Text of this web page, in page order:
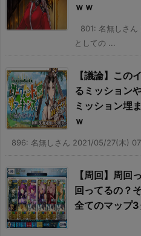
ｗｗ
801: 名無しさ
としての ...
【議論】この
るミッション
ミッション埋
ｗ
896: 名無しさん 2021/05/27(木)
【周回】周回
回ってるの？
全てのマップ